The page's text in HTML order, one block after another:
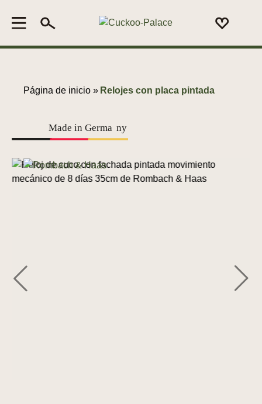
Página de inicio » Relojes con placa pintada
Made in Germa ny